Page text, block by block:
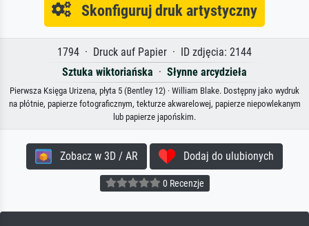
Skonfiguruj druk artystyczny
1794 · Druck auf Papier · ID zdjęcia: 2144
Sztuka wiktoriańska · Słynne arcydzieła
Pierwsza Księga Urizena, płyta 5 (Bentley 12) · William Blake. Dostępny jako wydruk
na płótnie, papierze fotograficznym, tekturze akwarelowej, papierze niepowlekanym
lub papierze japońskim.
Zobacz w 3D / AR Dodaj do ulubionych
0 Recenzje